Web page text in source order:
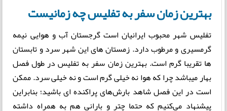
بهترین زمان سفر به تفلیس چه زمانیست
تفلیس شهر محبوب ایرانیان است گرجستان آب و هوایی نیمه
گرمسیری و مرطوب دارد. زمستان های این شهر سرد و تابستان
ها تقریبا گرم است. بهترین زمان سفر به تفلیس در طول فصل
بهار میباشد چرا که هوا نه خیلی گرم است و نه خیلی سرد. ممکن
است در این فصل شاهد بارش‌های پراکنده ای باشید؛ بنابراین
پیشنهاد می‌کنیم که حتما چتر و بارانی هم به همراه داشته